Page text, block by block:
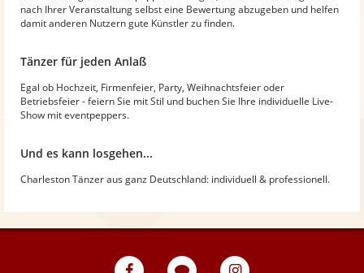
nach Ihrer Veranstaltung selbst eine Bewertung abzugeben und helfen
damit anderen Nutzern gute Künstler zu finden.
Tänzer für jeden Anlaß
Egal ob Hochzeit, Firmenfeier, Party, Weihnachtsfeier oder
Betriebsfeier - feiern Sie mit Stil und buchen Sie Ihre individuelle Live-
Show mit eventpeppers.
Und es kann losgehen...
Charleston Tänzer aus ganz Deutschland: individuell & professionell.
eventpeppers
Blog
eventpeppers